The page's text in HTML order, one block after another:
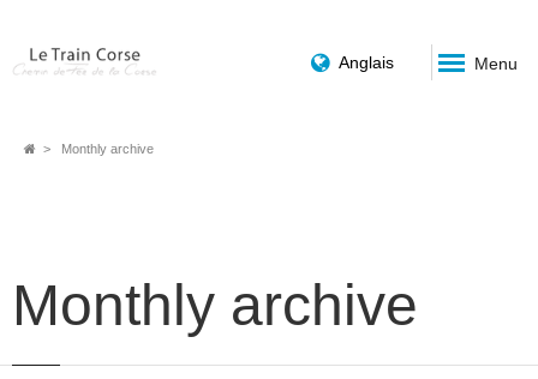
Anglais Menu
Breadcrumb
Monthly archive
Monthly archive